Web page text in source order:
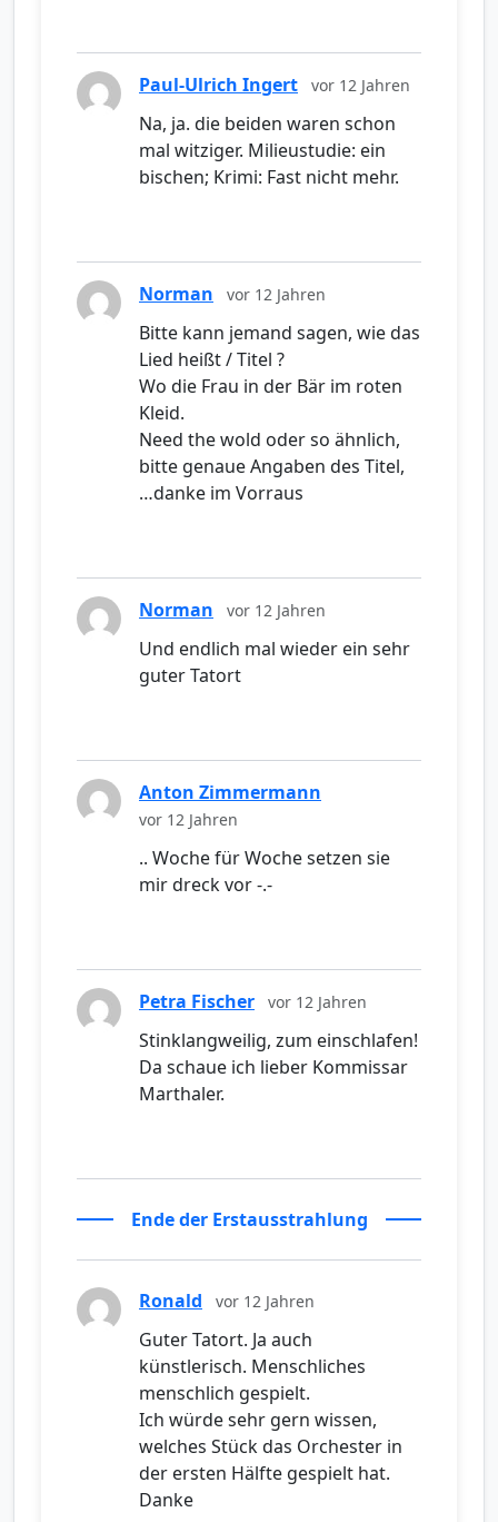
Paul-Ulrich Ingert vor 12 Jahren
Na, ja. die beiden waren schon
mal witziger. Milieustudie: ein
bischen; Krimi: Fast nicht mehr.
Norman vor 12 Jahren
Bitte kann jemand sagen, wie das
Lied heißt / Titel ?
Wo die Frau in der Bär im roten
Kleid.
Need the wold oder so ähnlich,
bitte genaue Angaben des Titel,
…danke im Vorraus
Norman vor 12 Jahren
Und endlich mal wieder ein sehr
guter Tatort
Anton Zimmermann
vor 12 Jahren
.. Woche für Woche setzen sie
mir dreck vor -.-
Petra Fischer vor 12 Jahren
Stinklangweilig, zum einschlafen!
Da schaue ich lieber Kommissar
Marthaler.
Ende der Erstausstrahlung
Ronald vor 12 Jahren
Guter Tatort. Ja auch
künstlerisch. Menschliches
menschlich gespielt.
Ich würde sehr gern wissen,
welches Stück das Orchester in
der ersten Hälfte gespielt hat.
Danke